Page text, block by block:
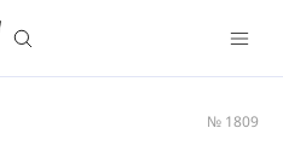
№ 1809